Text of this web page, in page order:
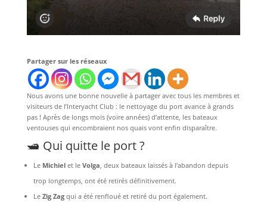
Partager sur les réseaux
Nous avons une bonne nouvelle à partager avec tous les membres et
visiteurs de l’Interyacht Club : le nettoyage du port avance à grands
pas ! Après de longs mois (voire années) d’attente, les bateaux
ventouses qui encombraient nos quais vont enfin disparaître.
🛥️ Qui quitte le port ?
Le Michielet le Volga , deux bateaux laissés à l’abandon depuis
trop longtemps, ont été retirés définitivement.
Le Zig Zagqui a été renfloué et retiré du port également.